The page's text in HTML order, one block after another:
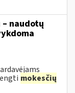
naudotų
mokesčių